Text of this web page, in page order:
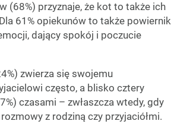
(68%) przyznaje, że kot to także ich
61% opiekunów to także powiernik
dający spokój i poczucie
zwierza się swojemu
często, a blisko cztery
czasami – zwłaszcza wtedy, gdy
z rodziną czy przyjaciółmi.